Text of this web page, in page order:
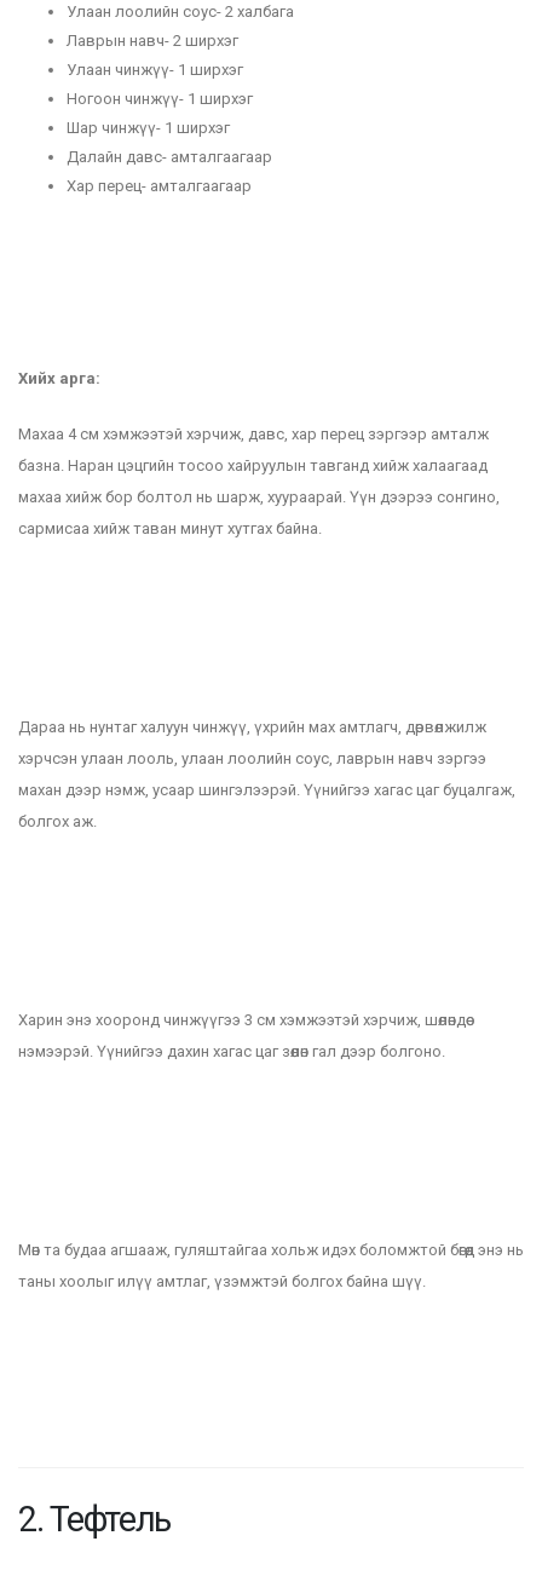
Улаан лоолийн соус- 2 халбага
Лаврын навч- 2 ширхэг
Улаан чинжүү- 1 ширхэг
Ногоон чинжүү- 1 ширхэг
Шар чинжүү- 1 ширхэг
Далайн давс- амталгаагаар
Хар перец- амталгаагаар
Хийх арга:
Махаа 4 см хэмжээтэй хэрчиж, давс, хар перец зэргээр амталж
базна. Наран цэцгийн тосоо хайруулын тавганд хийж халаагаад
махаа хийж бор болтол нь шарж, хуураарай. Үүн дээрээ сонгино,
сармисаа хийж таван минут хутгах байна.
Дараа нь нунтаг халуун чинжүү, үхрийн мах амтлагч, дөрвөлжилж
хэрчсэн улаан лооль, улаан лоолийн соус, лаврын навч зэргээ
махан дээр нэмж, усаар шингэлээрэй. Үүнийгээ хагас цаг буцалгаж,
болгох аж.
Харин энэ хооронд чинжүүгээ 3 см хэмжээтэй хэрчиж, шөлөндөө
нэмээрэй. Үүнийгээ дахин хагас цаг зөөлөн гал дээр болгоно.
Мөн та будаа агшааж, гуляштайгаа хольж идэх боломжтой бөгөөд энэ нь
таны хоолыг илүү амтлаг, үзэмжтэй болгох байна шүү.
2. Тефтель